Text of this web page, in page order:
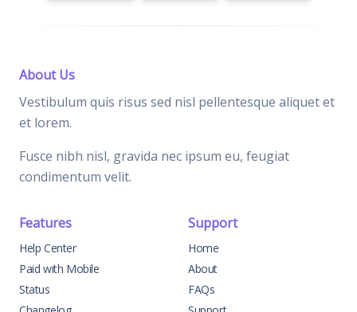
About Us
Vestibulum quis risus sed nisl pellentesque aliquet et
et lorem.
Fusce nibh nisl, gravida nec ipsum eu, feugiat
condimentum velit.
Features
Help Center
Paid with Mobile
Status
Support
Home
About
FAQs